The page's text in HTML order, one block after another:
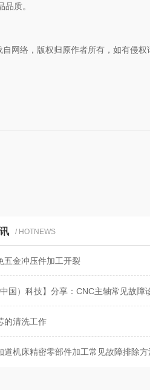
品质。
自网络，版权归原作者所有，如有侵
/ HOTNEWS
五金冲压件加工开裂
中国）科技】分享：CNC主轴常见故障
的清洗工作
道机床精密零部件加工常见故障排除方